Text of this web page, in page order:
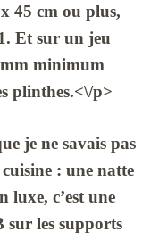
45 cm ou plus,
. Et sur un jeu
minimum
plinthes.<\/p>
je ne savais pas
: une natte
luxe, c’est une
sur les supports